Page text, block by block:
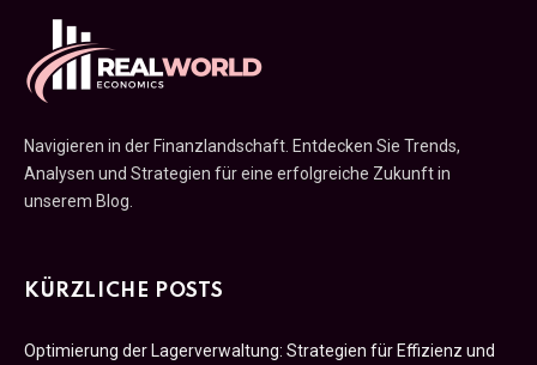
Navigieren in der Finanzlandschaft. Entdecken Sie Trends,
Analysen und Strategien für eine erfolgreiche Zukunft in
unserem Blog.
KÜRZLICHE POSTS
Optimierung der Lagerverwaltung: Strategien für Effizienz und